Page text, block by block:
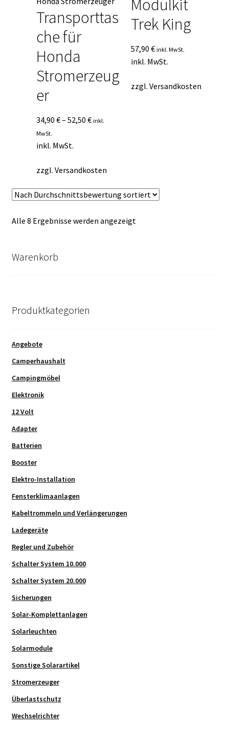
Transporttas
che für
Honda
Stromerzeug
er
34,90 €– 52,50 € inkl.
MwSt.
inkl. MwSt.
zzgl. Versandkosten
Modulkit
Trek King
57,90€ inkl. MwSt.
inkl. MwSt.
zzgl.Versandkosten
Alle 8 Ergebnisse werden angezeigtNach
Warenkorb
Produktkategorien
Angebote
Camperhaushalt
Campingmöbel
Elektronik
12 Volt
Adapter
Batterien
Booster
Elektro-Installation
Fensterklimaanlagen
Kabeltrommeln und Verlängerungen
Ladegeräte
Regler und Zubehör
Schalter System 10.000
Schalter System 20.000
Sicherungen
Solar-Komplettanlagen
Solarleuchten
Solarmodule
Sonstige Solarartikel
Stromerzeuger
Überlastschutz
Wechselrichter